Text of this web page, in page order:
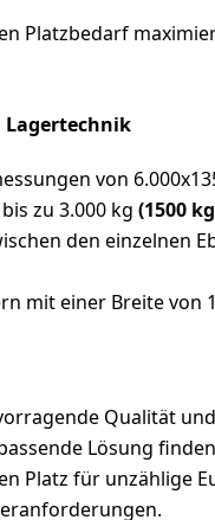
Platzbedarf
Lagertechnik
von
zu 3.000 kg (1500
den einzelnen
mit einer Breite
Qualität
Lösung
Platz für unzählige